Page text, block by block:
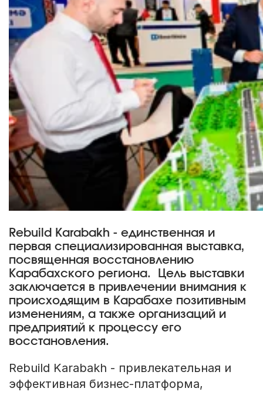
Rebuild Karabakh - единственная и
первая специализированная выставка,
посвященная восстановлению
Карабахского региона. Цель выставки
заключается в привлечении внимания к
происходящим в Карабахе позитивным
изменениям, а также организаций и
предприятий к процессу его
восстановления.
Rebuild Karabakh - привлекательная и
эффективная бизнес-платформа,